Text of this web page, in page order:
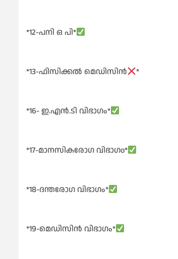
*12-പനി ഒ പി*
*13-ഫിസിക്കൽ മെഡിസിൻ *
*16- ഇ.എൻ.ടി വിഭാഗം*
*17-മാനസികരോഗ വിഭാഗo*
*18-ദന്തരോഗ വിഭാഗം*
*19-മെഡിസിൻ വിഭാഗം*